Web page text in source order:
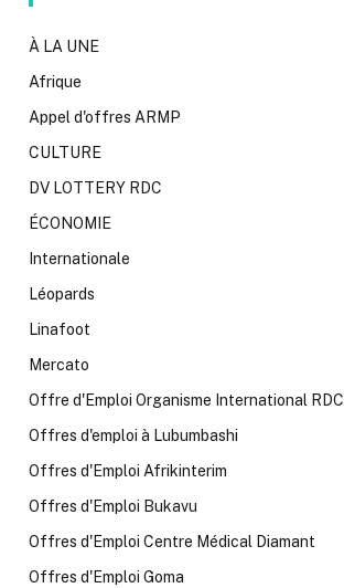
À LA UNE
Afrique
Appel d'offres ARMP
CULTURE
DV LOTTERY RDC
ÉCONOMIE
Internationale
Léopards
Linafoot
Mercato
Offre d'Emploi Organisme International RDC
Offres d'emploi à Lubumbashi
Offres d'Emploi Afrikinterim
Offres d'Emploi Bukavu
Offres d'Emploi Centre Médical Diamant
Offres d'Emploi Goma